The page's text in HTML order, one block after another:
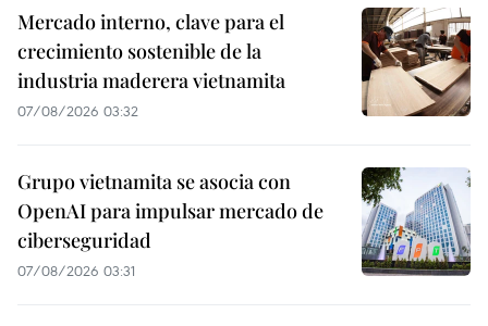
Mercado interno, clave para el
crecimiento sostenible de la
industria maderera vietnamita
07/08/2026 03:32
Grupo vietnamita se asocia con
OpenAI para impulsar mercado de
ciberseguridad
07/08/2026 03:31